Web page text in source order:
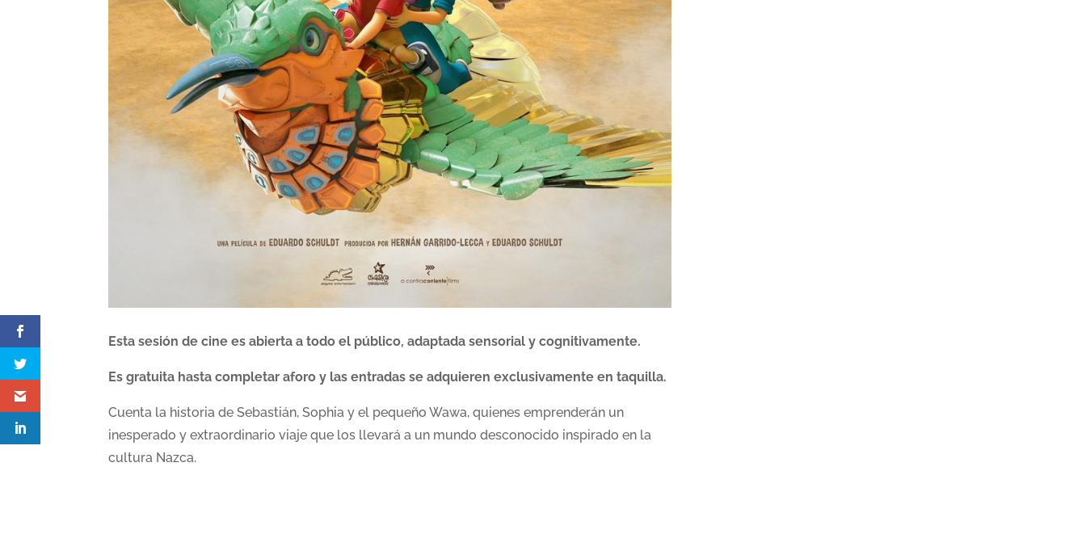
Esta sesión de cine es abierta a todo el público, adaptada sensorial y cognitivamente.
Es gratuita hasta completar aforo y las entradas se adquieren exclusivamente en taquilla.
Cuenta la historia de Sebastián, Sophia y el pequeño Wawa, quienes emprenderán un
inesperado y extraordinario viaje que los llevará a un mundo desconocido inspirado en la
cultura Nazca.